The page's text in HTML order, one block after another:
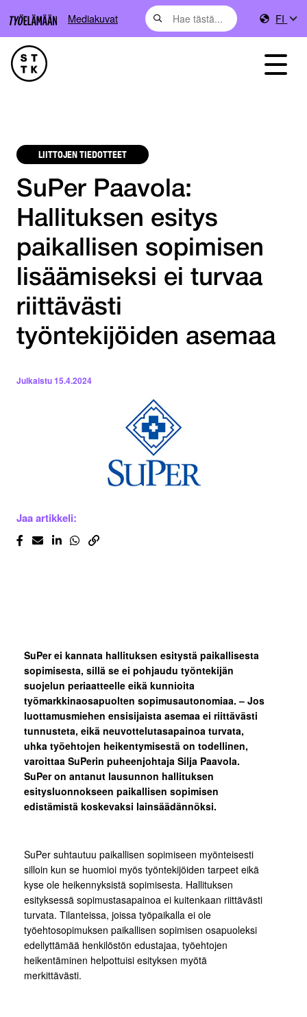
Mediakuvat FI
LIITTOJEN TIEDOTTEET
SuPer Paavola:
Hallituksen esitys
paikallisen sopimisen
lisäämiseksi ei turvaa
riittävästi
työntekijöiden asemaa
Julkaistu15.4.2024
Jaa artikkeli:
SuPer ei kannata hallituksen esitystä paikallisesta
sopimisesta, sillä se ei pohjaudu työntekijän
suojelun periaatteelle eikä kunnioita
työmarkkinaosapuolten sopimusautonomiaa. – Jos
luottamusmiehen ensisijaista asemaa ei riittävästi
tunnusteta, eikä neuvottelutasapainoa turvata,
uhka työehtojen heikentymisestä on todellinen,
varoittaa SuPerin puheenjohtaja Silja Paavola.
SuPer on antanut lausunnon hallituksen
esitysluonnokseen paikallisen sopimisen
edistämistä koskevaksi lainsäädännöksi.
SuPer suhtautuu paikallisen sopimiseen myönteisesti
silloin kun se huomioi myös työntekijöiden tarpeet eikä
kyse ole heikennyksistä sopimisesta. Hallituksen
esityksessä sopimustasapainoa ei kuitenkaan riittävästi
turvata. Tilanteissa, joissa työpaikalla ei ole
työehtosopimuksen paikallisen sopimisen osapuoleksi
edellyttämää henkilöstön edustajaa, työehtojen
heikentäminen helpottuisi esityksen myötä
merkittävästi.